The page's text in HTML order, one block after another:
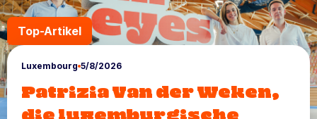
Top-Artikel
Luxembourg 5/8/2026
Patrizia Van der Weken,
die luxemburgische